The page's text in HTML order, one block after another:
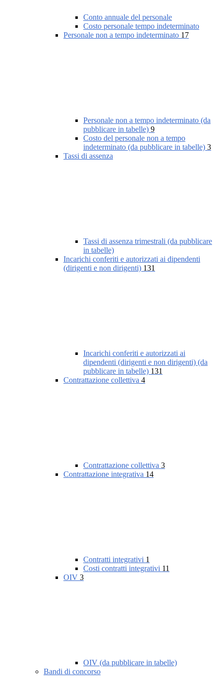
Conto annuale del personale
Costo personale tempo indeterminato
Personale non a tempo indeterminato 17
Personale non a tempo indeterminato (da
pubblicare in tabelle) 9
Costo del personale non a tempo
indeterminato (da pubblicare in tabelle) 3
Tassi di assenza
Tassi di assenza trimestrali (da pubblicare
in tabelle)
Incarichi conferiti e autorizzati ai dipendenti
(dirigenti e non dirigenti) 131
Incarichi conferiti e autorizzati ai
dipendenti (dirigenti e non dirigenti) (da
pubblicare in tabelle) 131
Contrattazione collettiva 4
Contrattazione collettiva 3
Contrattazione integrativa 14
Contratti integrativi 1
Costi contratti integrativi 11
OIV 3
OIV (da pubblicare in tabelle)
Bandi di concorso